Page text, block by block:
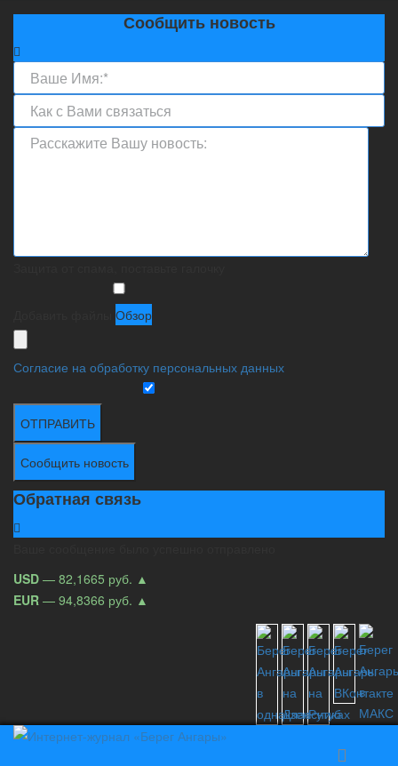
Сообщить новость
Обзор
Согласие на обработку персональных данных
ОТПРАВИТЬ
Сообщить новость
Обратная связь
USD — 82,1665 руб. ▲
EUR — 94,8366 руб. ▲